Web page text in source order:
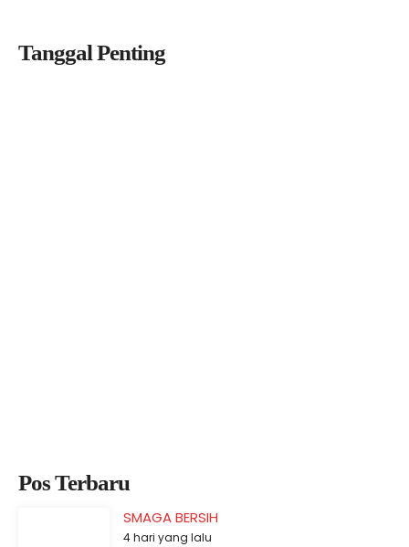
Tanggal Penting
Pos Terbaru
SMAGA BERSIH
4 hari yang lalu